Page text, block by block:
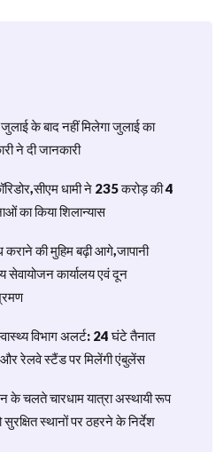
के बाद नहीं मिलेगा जुलाई का
ने दी जानकारी
धामी ने 235 करोड़ की 4
का किया शिलान्यास
की मुहिम बढ़ी आगे,जापानी
सेवायोजन कार्यालय एवं दून
विभाग अलर्ट: 24 घंटे तैनात
रेलवे स्टैंड पर मिलेंगी एंबुलेंस
के चलते चारधाम यात्रा अस्थायी रूप
सुरक्षित स्थानों पर ठहरने के निर्देश